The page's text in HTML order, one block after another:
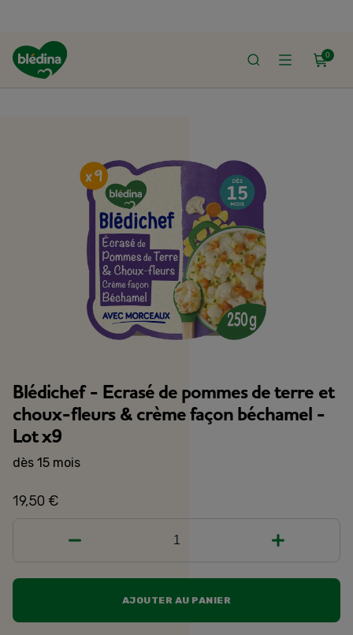
0
ACCUEIL
Blédichef - Ecrasé de pommes de terre et
choux-fleurs & crème façon béchamel -
Lot x9
dès 15 mois
19,50 €
1
AJOUTER AU PANIER